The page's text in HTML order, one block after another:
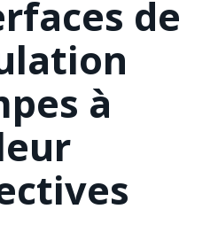
de
à